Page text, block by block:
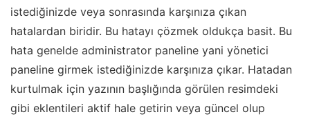
istediğinizde veya sonrasında karşınıza çıkan
hatalardan biridir. Bu hatayı çözmek oldukça basit. Bu
hata genelde administrator paneline yani yönetici
paneline girmek istediğinizde karşınıza çıkar. Hatadan
kurtulmak için yazının başlığında görülen resimdeki
gibi eklentileri aktif hale getirin veya güncel olup